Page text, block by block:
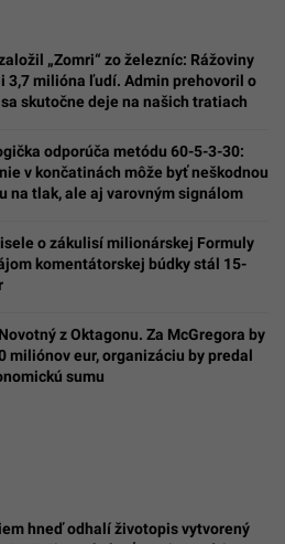
„Zomri“ zo železníc: Rážoviny
3,7 milióna ľudí. Admin prehovoril o
skutočne deje na našich tratiach
odporúča metódu 60-5-3-30:
v končatinách môže byť neškodnou
na tlak, ale aj varovným signálom
o zákulisí milionárskej Formuly
komentátorskej búdky stál 15-
z Oktagonu. Za McGregora by
miliónov eur, organizáciu by predal
sumu
hneď odhalí životopis vytvorený